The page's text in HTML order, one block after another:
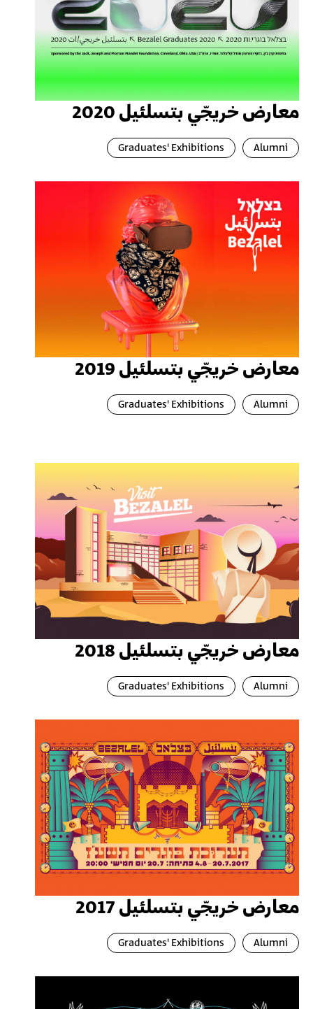
معارض خريجّي بتسلئيل 2020
Alumni
Graduates' Exhibitions
معارض خريجّي بتسلئيل 2019
Alumni
Graduates' Exhibitions
معارض خريجّي بتسلئيل 2018
Alumni
Graduates' Exhibitions
معارض خريجّي بتسلئيل 2017
Alumni
Graduates' Exhibitions